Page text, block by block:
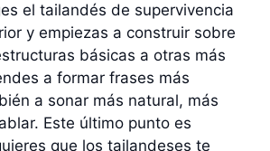
el tailandés de supervivencia
y empiezas a construir sobre
básicas a otras más
a formar frases más
a sonar más natural, más
Este último punto es
que los tailandeses te